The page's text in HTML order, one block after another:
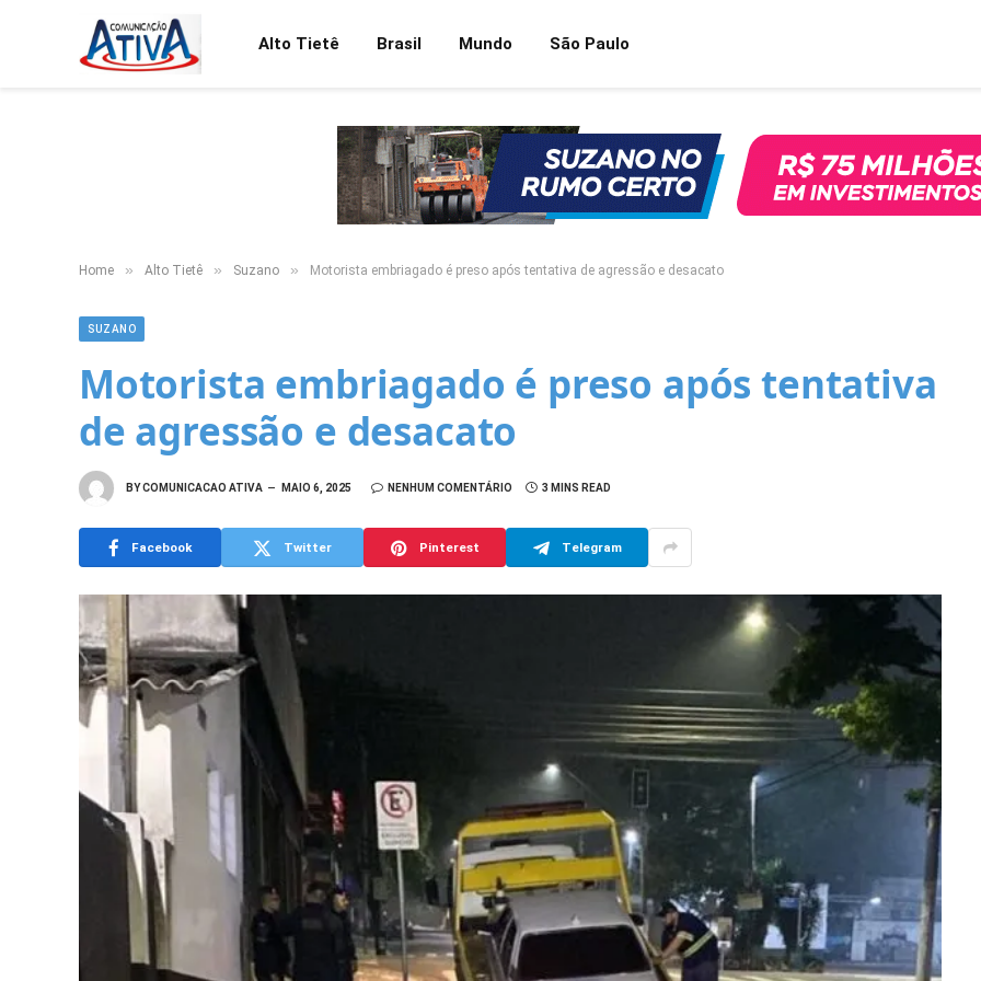
Alto Tietê Brasil Mundo São Paulo
Home » Alto Tietê » Suzano » Motorista embriagado é preso após tentativa de agressão e desacato
SUZANO
Motorista embriagado é preso após tentativa
de agressão e desacato
BYCOMUNICACAO ATIVA MAIO 6, 2025 NENHUM COMENTÁRIO 3 MINS READ
Facebook Twitter Pinterest Telegram